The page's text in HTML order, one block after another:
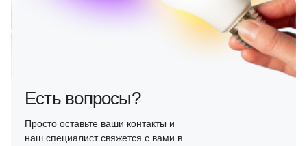
Есть вопросы?
Просто оставьте ваши контакты и
наш специалист свяжется с вами в